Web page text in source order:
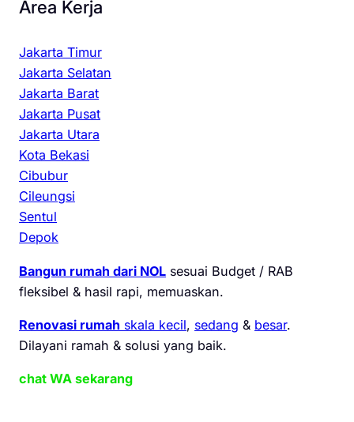
Area Kerja
Jakarta Timur
Jakarta Selatan
Jakarta Barat
Jakarta Pusat
Jakarta Utara
Kota Bekasi
Cibubur
Cileungsi
Sentul
Depok
Bangun rumah dari NOL sesuai Budget / RAB
fleksibel & hasil rapi, memuaskan.
Renovasi rumah skala kecil, sedang & besar.
Dilayani ramah & solusi yang baik.
chat WA sekarang